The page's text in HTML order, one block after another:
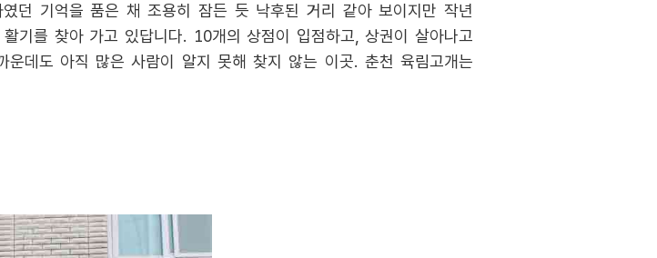
던 기억을 품은 채 조용히 잠든 듯 낙후된 거리 같아 보이지만 작년
기를 찾아 가고 있답니다. 10개의 상점이 입점하고, 상권이 살아나고
데도 아직 많은 사람이 알지 못해 찾지 않는 이곳. 춘천 육림고개는